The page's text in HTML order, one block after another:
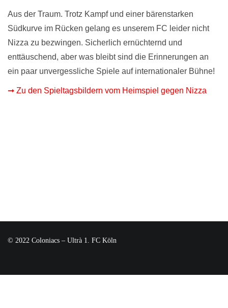
Aus der Traum. Trotz Kampf und einer bärenstarken
Südkurve im Rücken gelang es unserem FC leider nicht
Nizza zu bezwingen. Sicherlich ernüchternd und
enttäuschend, aber was bleibt sind die Erinnerungen an
ein paar unvergessliche Spiele auf internationaler Bühne!
➞ Zu den Spieltagsbildern vom Heimspiel gegen Nizza
© 2022 Coloniacs – Ultrà 1. FC Köln